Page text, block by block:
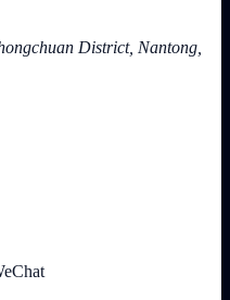
District, Nantong,